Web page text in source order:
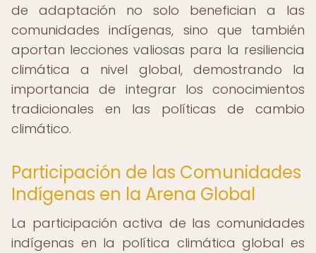
de adaptación no solo benefician a las
comunidades indígenas, sino que también
aportan lecciones valiosas para la resiliencia
climática a nivel global, demostrando la
importancia de integrar los conocimientos
tradicionales en las políticas de cambio
climático.
Participación de las Comunidades
Indígenas en la Arena Global
La participación activa de las comunidades
indígenas en la política climática global es